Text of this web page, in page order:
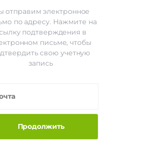
отправим электронное
по адресу. Нажмите на
подтверждения в
письме, чтобы
свою учетную
запись